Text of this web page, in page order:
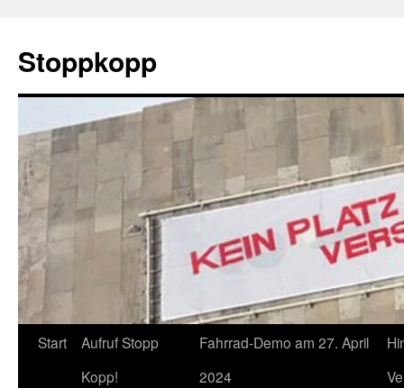
springen
Stoppkopp
Start
Aufruf Stopp
Kopp!
Fahrrad-Demo am 27. April
2024